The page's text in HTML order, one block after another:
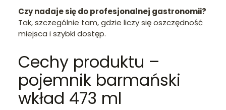
Czy nadaje się do profesjonalnej gastronomii?
Tak, szczególnie tam, gdzie liczy się oszczędność
miejsca i szybki dostęp.
Cechy produktu –
pojemnik barmański
wkład 473 ml